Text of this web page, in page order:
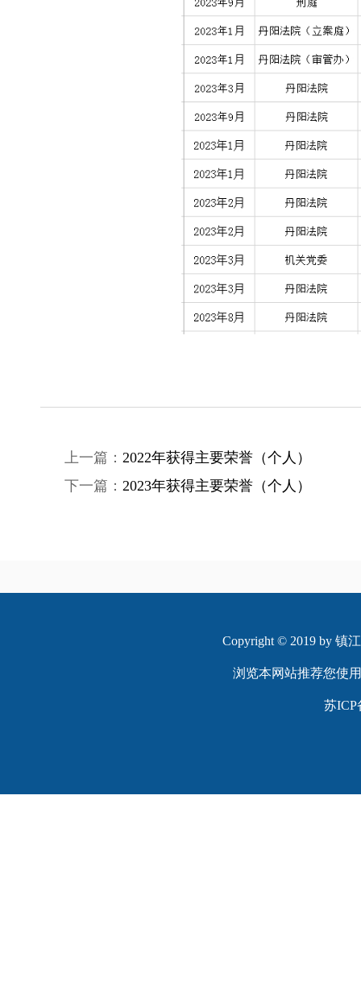
上一篇： 2022年获得主要荣誉（个人）
下一篇： 2023年获得主要荣誉（个人）
Copyright © 2019 by 镇
浏览本网站推荐您使
苏ICP